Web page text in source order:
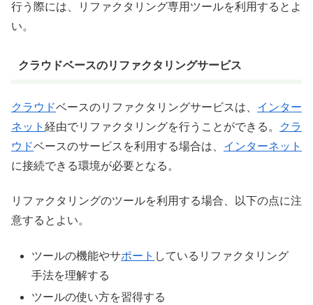
行う際には、リファクタリング専用ツールを利用するとよ
い。
クラウドベースのリファクタリングサービス
クラウドベースのリファクタリングサービスは、 インター
ネット 経由でリファクタリングを行うことができる。
クラ
ウドベースのサービスを利用する場合は、 インターネット
に接続できる環境が必要となる。
リファクタリングのツールを利用する場合、以下の点に注
意するとよい。
ツールの機能やサポート しているリファクタリング
手法を理解する
ツールの使い方を習得する